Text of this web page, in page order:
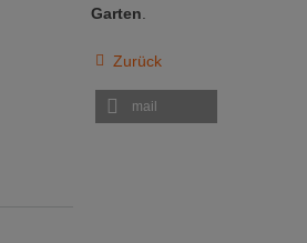
Garten
Zurück
mail